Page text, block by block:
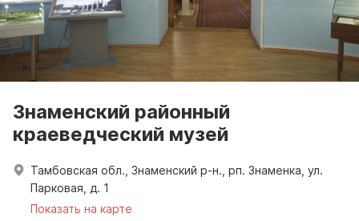
Знаменский районный
краеведческий музей
Тамбовская обл., Знаменский р-н., рп. Знаменка, ул.
Парковая, д. 1
Показать на карте